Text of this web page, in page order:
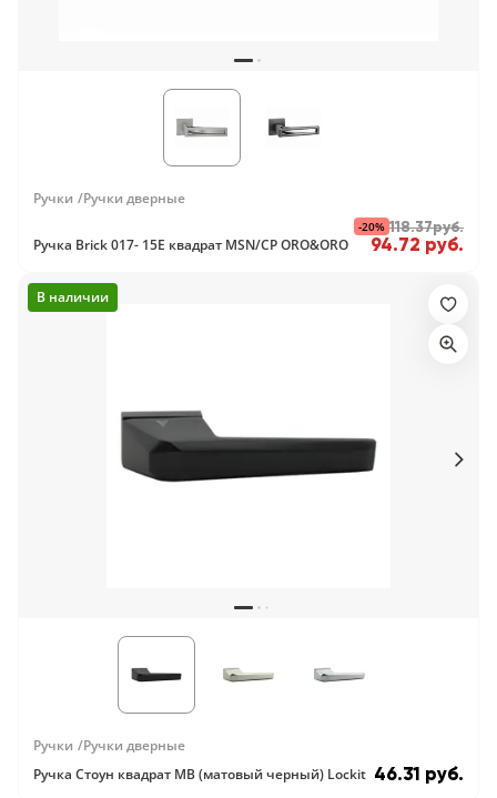
Ручки Ручки дверные
Ручка Brick 017- 15E квадрат MSN/CP ORO&ORO
-20% 118.37руб.
94.72 руб.
В наличии
Ручки
Ручки дверные
Ручка Стоун квадрат MB (матовый черный) Lockit 46.31 руб.